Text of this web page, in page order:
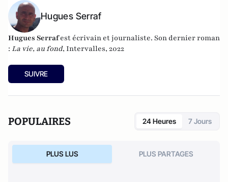
Hugues Serraf
Hugues Serrafest écrivain et journaliste. Son dernier roman
: La vie, au fond, Intervalles, 2022
SUIVRE
POPULAIRES 24 Heures 7 Jours
PLUS LUS PLUS PARTAGES